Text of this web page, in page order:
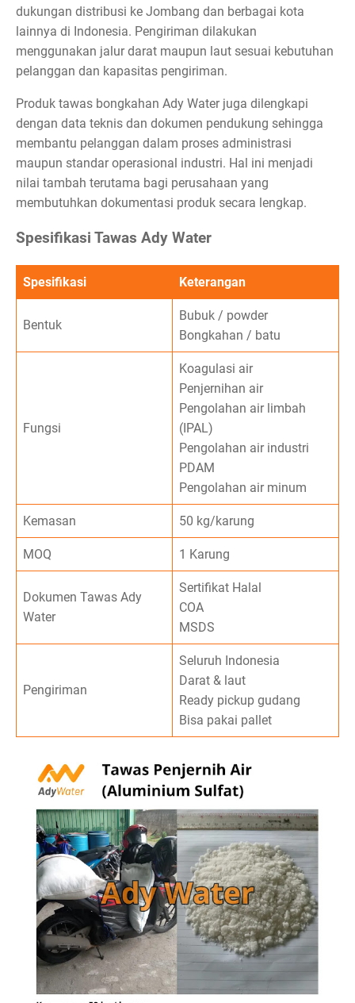
dukungan distribusi ke Jombang dan berbagai kota
lainnya di Indonesia. Pengiriman dilakukan
menggunakan jalur darat maupun laut sesuai kebutuhan
pelanggan dan kapasitas pengiriman.
Produk tawas bongkahan Ady Water juga dilengkapi
dengan data teknis dan dokumen pendukung sehingga
membantu pelanggan dalam proses administrasi
maupun standar operasional industri. Hal ini menjadi
nilai tambah terutama bagi perusahaan yang
membutuhkan dokumentasi produk secara lengkap.
Spesifikasi Tawas Ady Water
Spesifikasi Keterangan
Bentuk
Bubuk / powder
Bongkahan / batu
Fungsi
Koagulasi air
Penjernihan air
Pengolahan air limbah
(IPAL)
Pengolahan air industri
PDAM
Pengolahan air minum
Kemasan 50 kg/karung
MOQ 1 Karung
Dokumen Tawas Ady
Water
Sertifikat Halal
COA
MSDS
Pengiriman
Seluruh Indonesia
Darat & laut
Ready pickup gudang
Bisa pakai pallet